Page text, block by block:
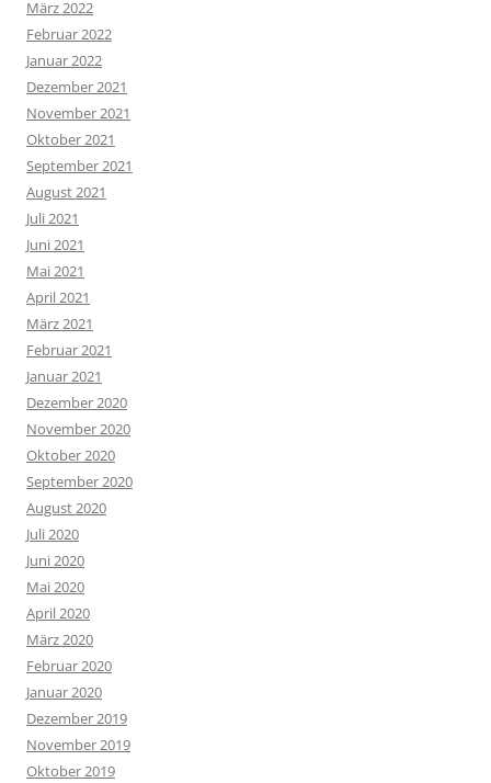
März 2022
Februar 2022
Januar 2022
Dezember 2021
November 2021
Oktober 2021
September 2021
August 2021
Juli 2021
Juni 2021
Mai 2021
April 2021
März 2021
Februar 2021
Januar 2021
Dezember 2020
November 2020
Oktober 2020
September 2020
August 2020
Juli 2020
Juni 2020
Mai 2020
April 2020
März 2020
Februar 2020
Januar 2020
Dezember 2019
November 2019
Oktober 2019